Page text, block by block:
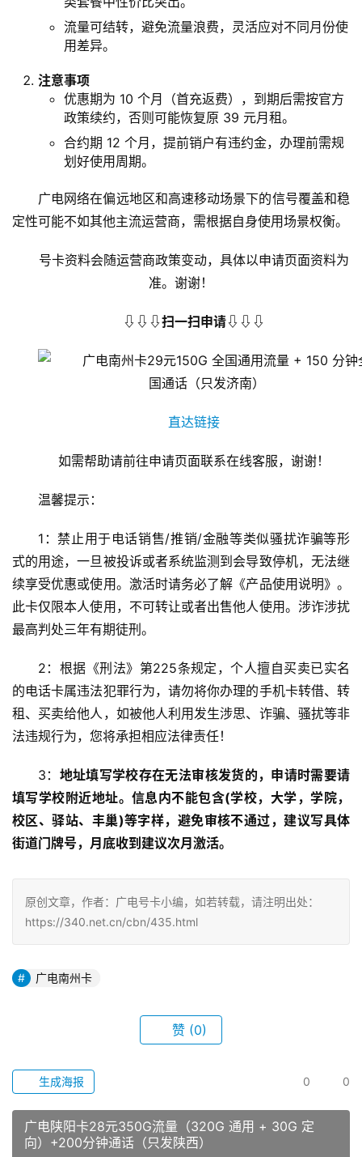
流量可结转，避免流量浪费，灵活应对不同月份使
用差异。
注意事项
优惠期为 10 个月（首充返费），到期后需按官方
政策续约，否则可能恢复原 39 元月租。
合约期 12 个月，提前销户有违约金，办理前需规
划好使用周期。
广电网络在偏远地区和高速移动场景下的信号覆盖和稳
定性可能不如其他主流运营商，需根据自身使用场景权衡。
号卡资料会随运营商政策变动，具体以申请页面资料为
准。谢谢！
⇩⇩⇩扫一扫申请⇩⇩⇩
直达链接
如需帮助请前往申请页面联系在线客服，谢谢！
温馨提示：
1：禁止用于电话销售/推销/金融等类似骚扰诈骗等形
式的用途，一旦被投诉或者系统监测到会导致停机，无法继
续享受优惠或使用。激活时请务必了解《产品使用说明》。
此卡仅限本人使用，不可转让或者出售他人使用。涉诈涉扰
最高判处三年有期徒刑。
2：根据《刑法》第225条规定，个人擅自买卖已实名
的电话卡属违法犯罪行为，请勿将你办理的手机卡转借、转
租、买卖给他人，如被他人利用发生涉思、诈骗、骚扰等非
法违规行为，您将承担相应法律责任！
3： 地址填写学校存在无法审核发货的，申请时需要请
填写学校附近地址。信息内不能包含(学校，大学，学院，
校区、驿站、丰巢)等字样，避免审核不通过，建议写具体
街道门牌号，月底收到建议次月激活。
原创文章，作者：广电号卡小编，如若转载，请注明出处：
https://340.net.cn/cbn/435.html
广电南州卡
赞 (0)
0 0
生成海报
广电陕阳卡28元350G流量（320G 通用 + 30G 定
向）+200分钟通话（只发陕西）